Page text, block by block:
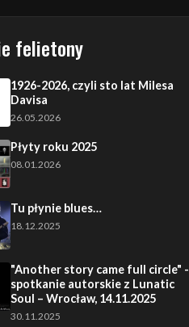
felietony
1926-2026, czyli sto lat Milesa
Davisa
26.05.2026
Płyty roku 2025
08.01.2026
Tu płynie blues…
18.12.2025
"Another story came full circle" -
spotkanie autorskie z Lunatic
Soul – Wrocław, 14.11.2025
30.11.2025